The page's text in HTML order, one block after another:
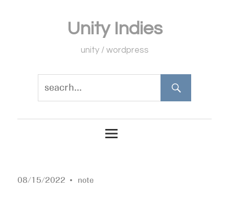
Unity Indies
unity / wordpress
08/15/2022 note